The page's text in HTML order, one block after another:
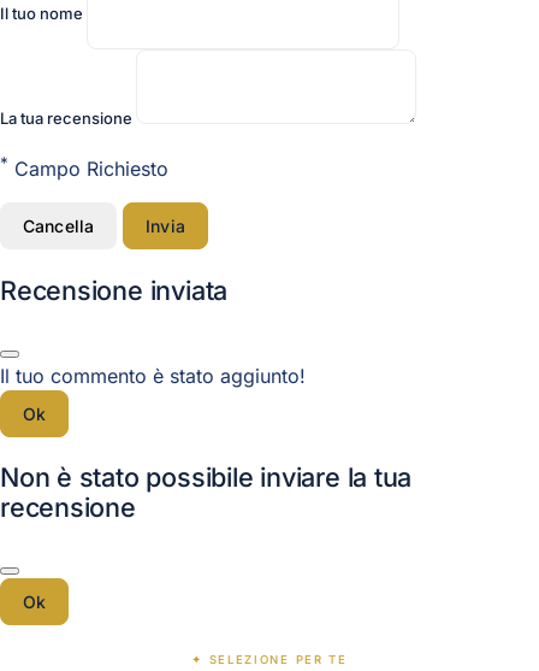
Il tuo nome
La tua recensione
* Campo Richiesto
Cancella Invia
Recensione inviata
Il tuo commento è stato aggiunto!
Ok
Non è stato possibile inviare la tua
recensione
Ok
✦ SELEZIONE PER TE